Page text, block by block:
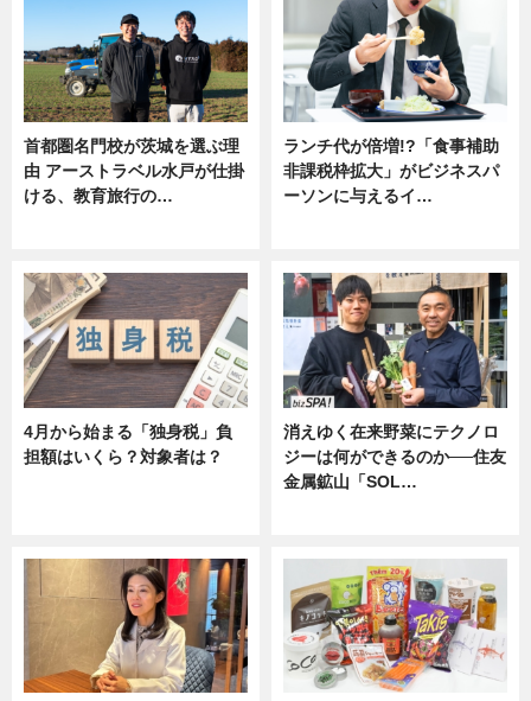
首都圏名門校が茨城を選ぶ理
由 アーストラベル水戸が仕掛
ける、教育旅行の…
ランチ代が倍増!?「食事補助
非課税枠拡大」がビジネスパ
ーソンに与えるイ…
4月から始まる「独身税」負
担額はいくら？対象者は？
消えゆく在来野菜にテクノロ
ジーは何ができるのか──住友
金属鉱山「SOL…